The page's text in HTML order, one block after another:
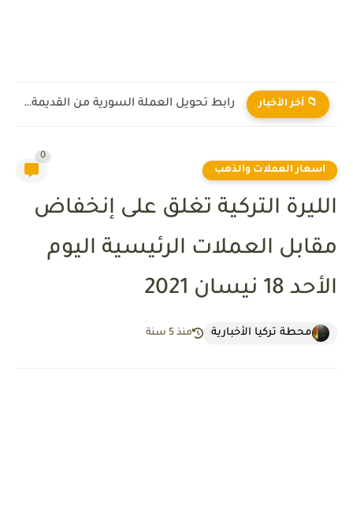
📁 آخر الأخبار رابط تحويل العملة السورية من القديمة إلى الجديدة 2026
اسعار العملات والذهب
0
الليرة التركية تغلق على إنخفاض
مقابل العملات الرئيسية اليوم
الأحد 18 نيسان 2021
محطة تركيا الأخبارية منذ 5 سنة